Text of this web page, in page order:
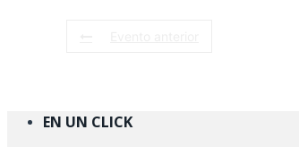
EN UN CLICK